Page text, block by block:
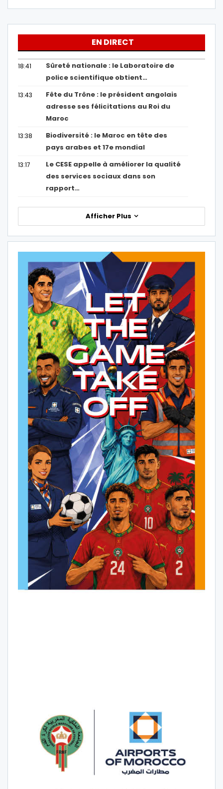
EN DIRECT
18:41
Sûreté nationale : le Laboratoire de
police scientifique obtient…
13:43
Fête du Trône : le président angolais
adresse ses félicitations au Roi du
Maroc
13:38
Biodiversité : le Maroc en tête des
pays arabes et 17e mondial
13:17
Le CESE appelle à améliorer la qualité
des services sociaux dans son
rapport…
Afficher Plus